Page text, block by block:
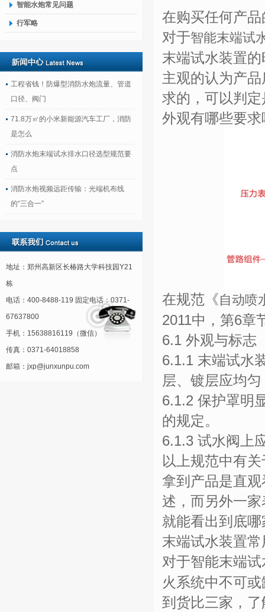
智能水炮常见问题
行军略
工程省钱！防爆型消防水炮流量、管道
口径、阀门
71.8万㎡的小米新能源汽车工厂，消防
是怎么
消防水炮末端试水排水口径选型规范要
点
消防水炮视频远距传输：光端机布线
的“三合一”
地址：郑州高新区长椿路大学科技园Y21
栋
电话：400-8488-119 固定电话：0371-
67637800
手机：15638816119（微信）
传真：0371-64018858
邮箱：jxp@junxunpu.com
在购买任何产
对于智能末端试
末端试水装置
主观的认为产
求的，可以判
外观有哪些要
在规范《 自动喷
2011中，第6章
6.1 外观与标志
6.1.1 末端试水
层、镀层应均
6.1.2 保护罩明
的规定。
6.1.3 试水阀上
以上规范中有
拿到产品是直
述，而另外一
就能看出到底
末端试水装置
对于智能末端
火系统中不可
到货比三家，